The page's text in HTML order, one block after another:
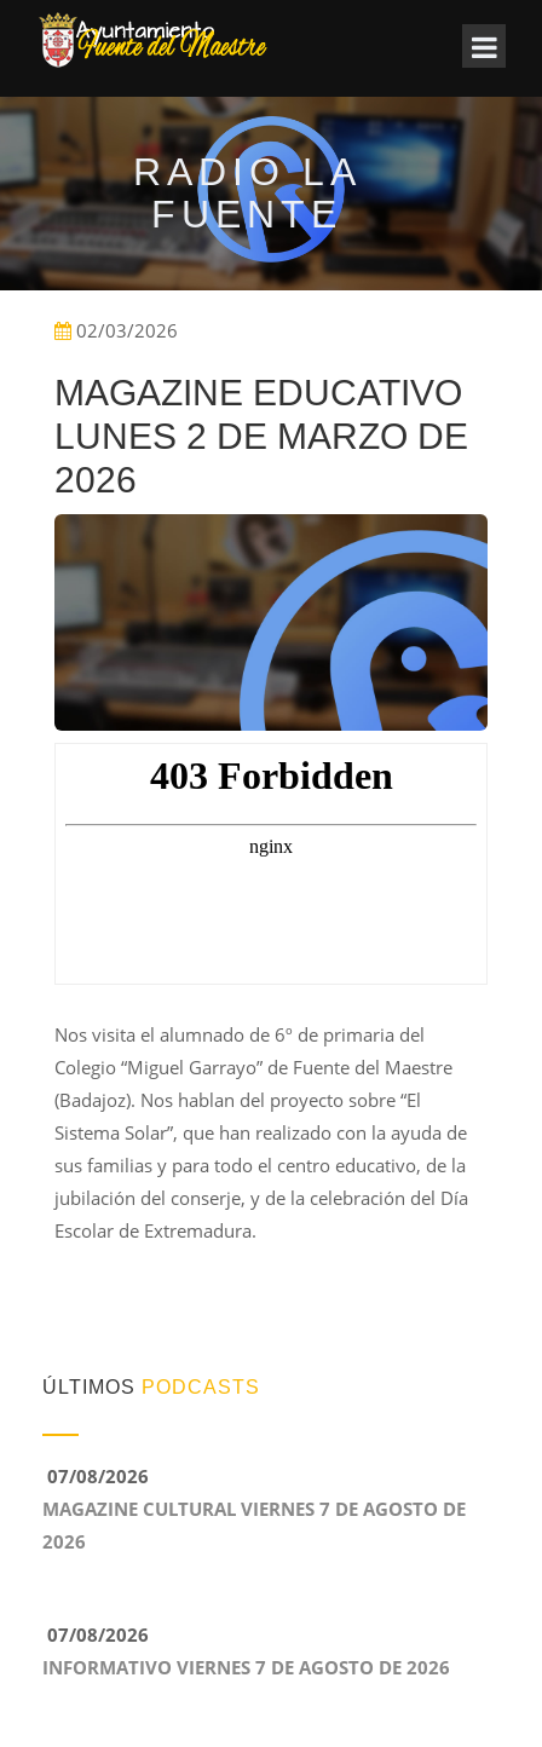
RADIO LA
FUENTE
02/03/2026
MAGAZINE EDUCATIVO
LUNES 2 DE MARZO DE
2026
Nos visita el alumnado de 6º de primaria del
Colegio “Miguel Garrayo” de Fuente del Maestre
(Badajoz). Nos hablan del proyecto sobre “El
Sistema Solar”, que han realizado con la ayuda de
sus familias y para todo el centro educativo, de la
jubilación del conserje, y de la celebración del Día
Escolar de Extremadura.
ÚLTIMOS PODCASTS
07/08/2026
MAGAZINE CULTURAL VIERNES 7 DE AGOSTO DE
2026
07/08/2026
INFORMATIVO VIERNES 7 DE AGOSTO DE 2026